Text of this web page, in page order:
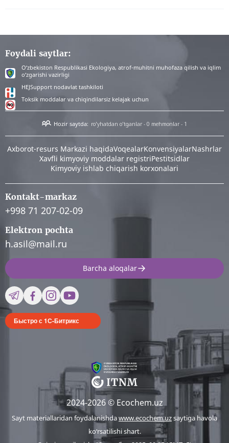
Foydali saytlar:
O‘zbekiston Respublikasi Ekologiya, atrof-muhitni muhofaza qilish va iqlim
o‘zgarishi vazirligi
HEJSupport nodavlat tashkiloti
Toksik moddalar va chiqindilarsiz kelajak uchun
Hozir saytda: ro'yhatdan o'tganlar - 0 mehmonlar - 1
Аxborot-resurs Markazi haqidaVoqealarKonvensiyalarNashrlar
Xavfli kimyoviy moddalar registriPestitsidlar
Kimyoviy ishlab chiqarish korxonalari
Kontakt-markaz
+998 71 207-02-09
Elektron pochta
h.asil@mail.ru
Barcha aloqalar
Быстро с 1С-Битрикс
2024-2026 © Ecochem.uz
Sayt materiallaridan foydalanishdawww.ecochem.uzsaytiga havola
ko‘rsatilishi shart.